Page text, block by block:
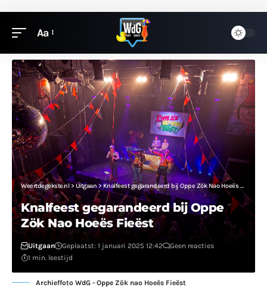
Aa
Weertdegekste.nl>Uitgaan>Knalfeest gegarandeerd bij Oppe Zök Nao Hoeës Fieëst
Knalfeest gegarandeerd bij Oppe
Zök Nao Hoeës Fieëst
Uitgaan Geplaatst: 1 januari 2025 12:42
Geen reacties
1 min. leestijd
Archieffoto WdG - Oppe Zök nao Hoeës Fieëst